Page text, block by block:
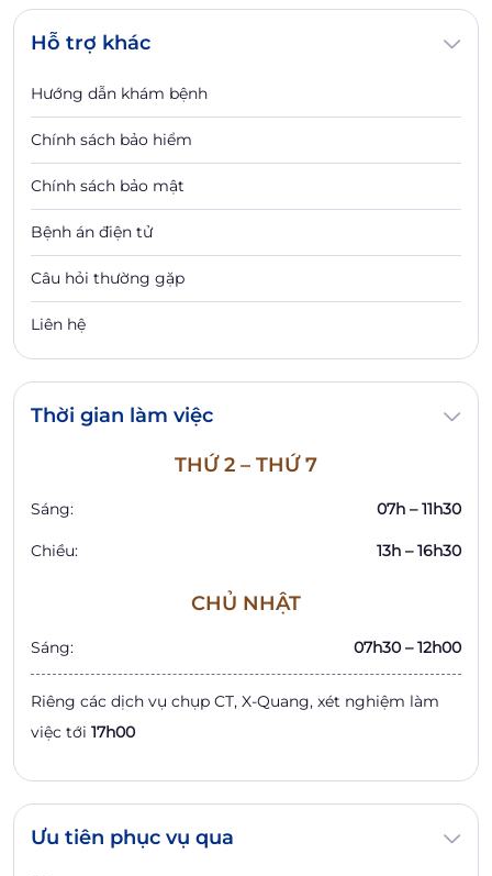
Hỗ trợ khác
Hướng dẫn khám bệnh
Chính sách bảo hiểm
Chính sách bảo mật
Bệnh án điện tử
Câu hỏi thường gặp
Liên hệ
Thời gian làm việc
THỨ 2 – THỨ 7
Sáng: 07h – 11h30
Chiều: 13h – 16h30
CHỦ NHẬT
Sáng: 07h30 – 12h00
Riêng các dịch vụ chụp CT, X-Quang, xét nghiệm làm
việc tới 17h00
Ưu tiên phục vụ qua